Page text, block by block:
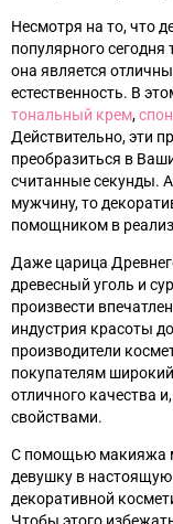
Несмотря на то, что
популярного
она является
естественность. В
тональный крем,
Действительно, эти
преобразиться в
считанные секунды.
мужчину, то
помощником в
Даже царица
древесный уголь и
произвести
индустрия красоты
производители
покупателям
отличного качества
свойствами.
С помощью макияжа
девушку в настоящую
декоративной